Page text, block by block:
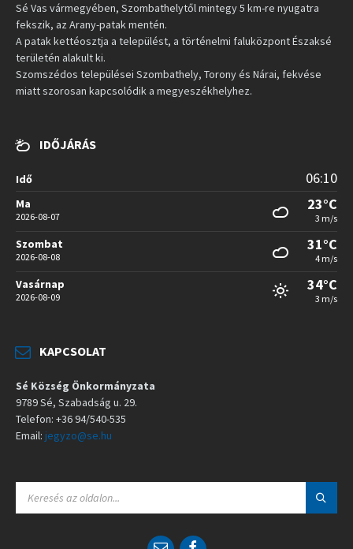
Sé Vas vármegyében, Szombathelytől mintegy 5 km-re nyugatra
fekszik, az Arany-patak mentén.
A patak kettéosztja a települést, a történelmi faluközpont Északsé
területén alakult ki.
Szomszédos települései Szombathely, Torony és Nárai, fekvése
miatt szorosan kapcsolódik a megyeszékhelyhez.
IDŐJÁRÁS
Idő 06:10
Ma
2026-08-07
23°C
3 m/s
Szombat
2026-08-08
31°C
4 m/s
Vasárnap
2026-08-09
34°C
3 m/s
KAPCSOLAT
Sé Község Önkormányzata
9789 Sé, Szabadság u. 29.
Telefon: +36 94/540-535
Email: jegyzo@se.hu
A
E F